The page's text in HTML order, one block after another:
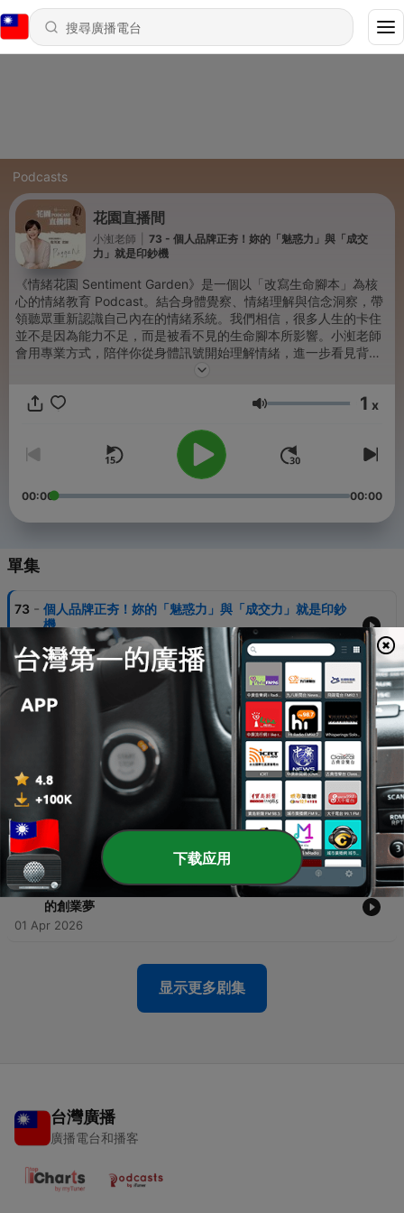
Podcasts
花園直播間
小渱老師
73 - 個人品牌正夯！妳的「魅惑力」與「成交
力」就是印鈔機
《情緒花園 Sentiment Garden》是一個以「改寫生命腳本」為核
心的情緒教育 Podcast。結合身體覺察、情緒理解與信念洞察，帶
領聽眾重新認識自己內在的情緒系統。我們相信，很多人生的卡住
並不是因為能力不足，而是被看不見的生命腳本所影響。小渱老師
會用專業方式，陪伴你從身體訊號開始理解情緒，進一步看見背後
的信念模式，並學會用新行動創造新的生命方向。如果你曾經感到
回人生主導權的花園。讓我們一起從身體出發，理解情緒，改寫生
Firstory Hosting
音量 1 x
00:00 00:00
單集
73 - 個人品牌正夯！妳的「魅惑力」與「成交力」就是印鈔
機
29 Apr 2026
72
【下半場，換我發光】5-不再只是「聽話」的員工： 中
年轉職管理層「務實與權謀力」
22 Apr 2026
【下半場，換我發光】4-專業只能考證照？！ 挖掘深藏
不露的分析與技術力
15 Apr 2026
70 - 【下半場，換我發光】3-從「家庭主婦」到「高階顧
問」 如何讓同理心成為變現高光？
08 Apr 2026
69 - 【下半場，換我發光】2-別讓腦袋裡的糾結，偷走了妳
的創業夢
01 Apr 2026
显示更多剧集
台灣廣播
廣播電台和播客
下载应用